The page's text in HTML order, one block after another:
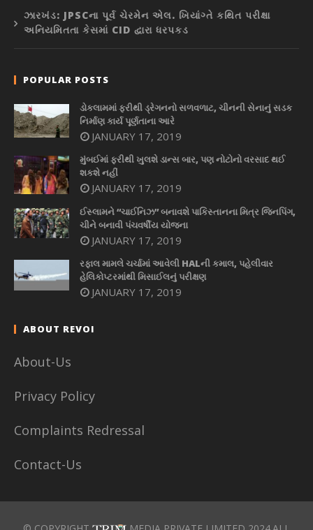
ઝારખંડ: JPSCના પૂર્વ ચેરમેન એલ. ખિયાંગ્તે કથિત પરીક્ષા
અનિયમિતતા કેસમાં CID દ્વારા ધરપકડ
POPULAR POSTS
ડોકલામમાં ફરીથી ડ્રેગનનો સળવળાટ, ચીનની સેનાનું સડક
નિર્માણ કાર્ય પૂર્ણતાના આરે
JANUARY 17, 2019
મુંબઈમાં ફરીથી ખુલશે ડાન્સ બાર, પણ નોટોનો વરસાદ થઈ
શકશે નહીં
JANUARY 17, 2019
ઈસ્લામને “ચાઈનિઝ” બનાવશે પાકિસ્તાનના મિત્ર જિનપિંગ,
ચીને બનાવી પંચવર્ષીય યોજના
JANUARY 17, 2019
રફાલ મામલે ચર્ચામાં આવેલી HALની કમાલ, પહેલીવાર
હેલિકોપ્ટરમાંથી મિસાઈલનું પરીક્ષણ
JANUARY 17, 2019
ABOUT REVOI
About-Us
Privacy Policy
Complaints Redressal
Contact-Us